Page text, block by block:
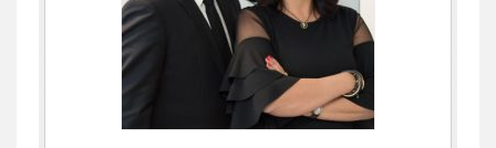
503456449
עו"ד איהאב ג'לג'ולי
פלילי מעצרים וחקירות עורכי דין לענייני
אסירים